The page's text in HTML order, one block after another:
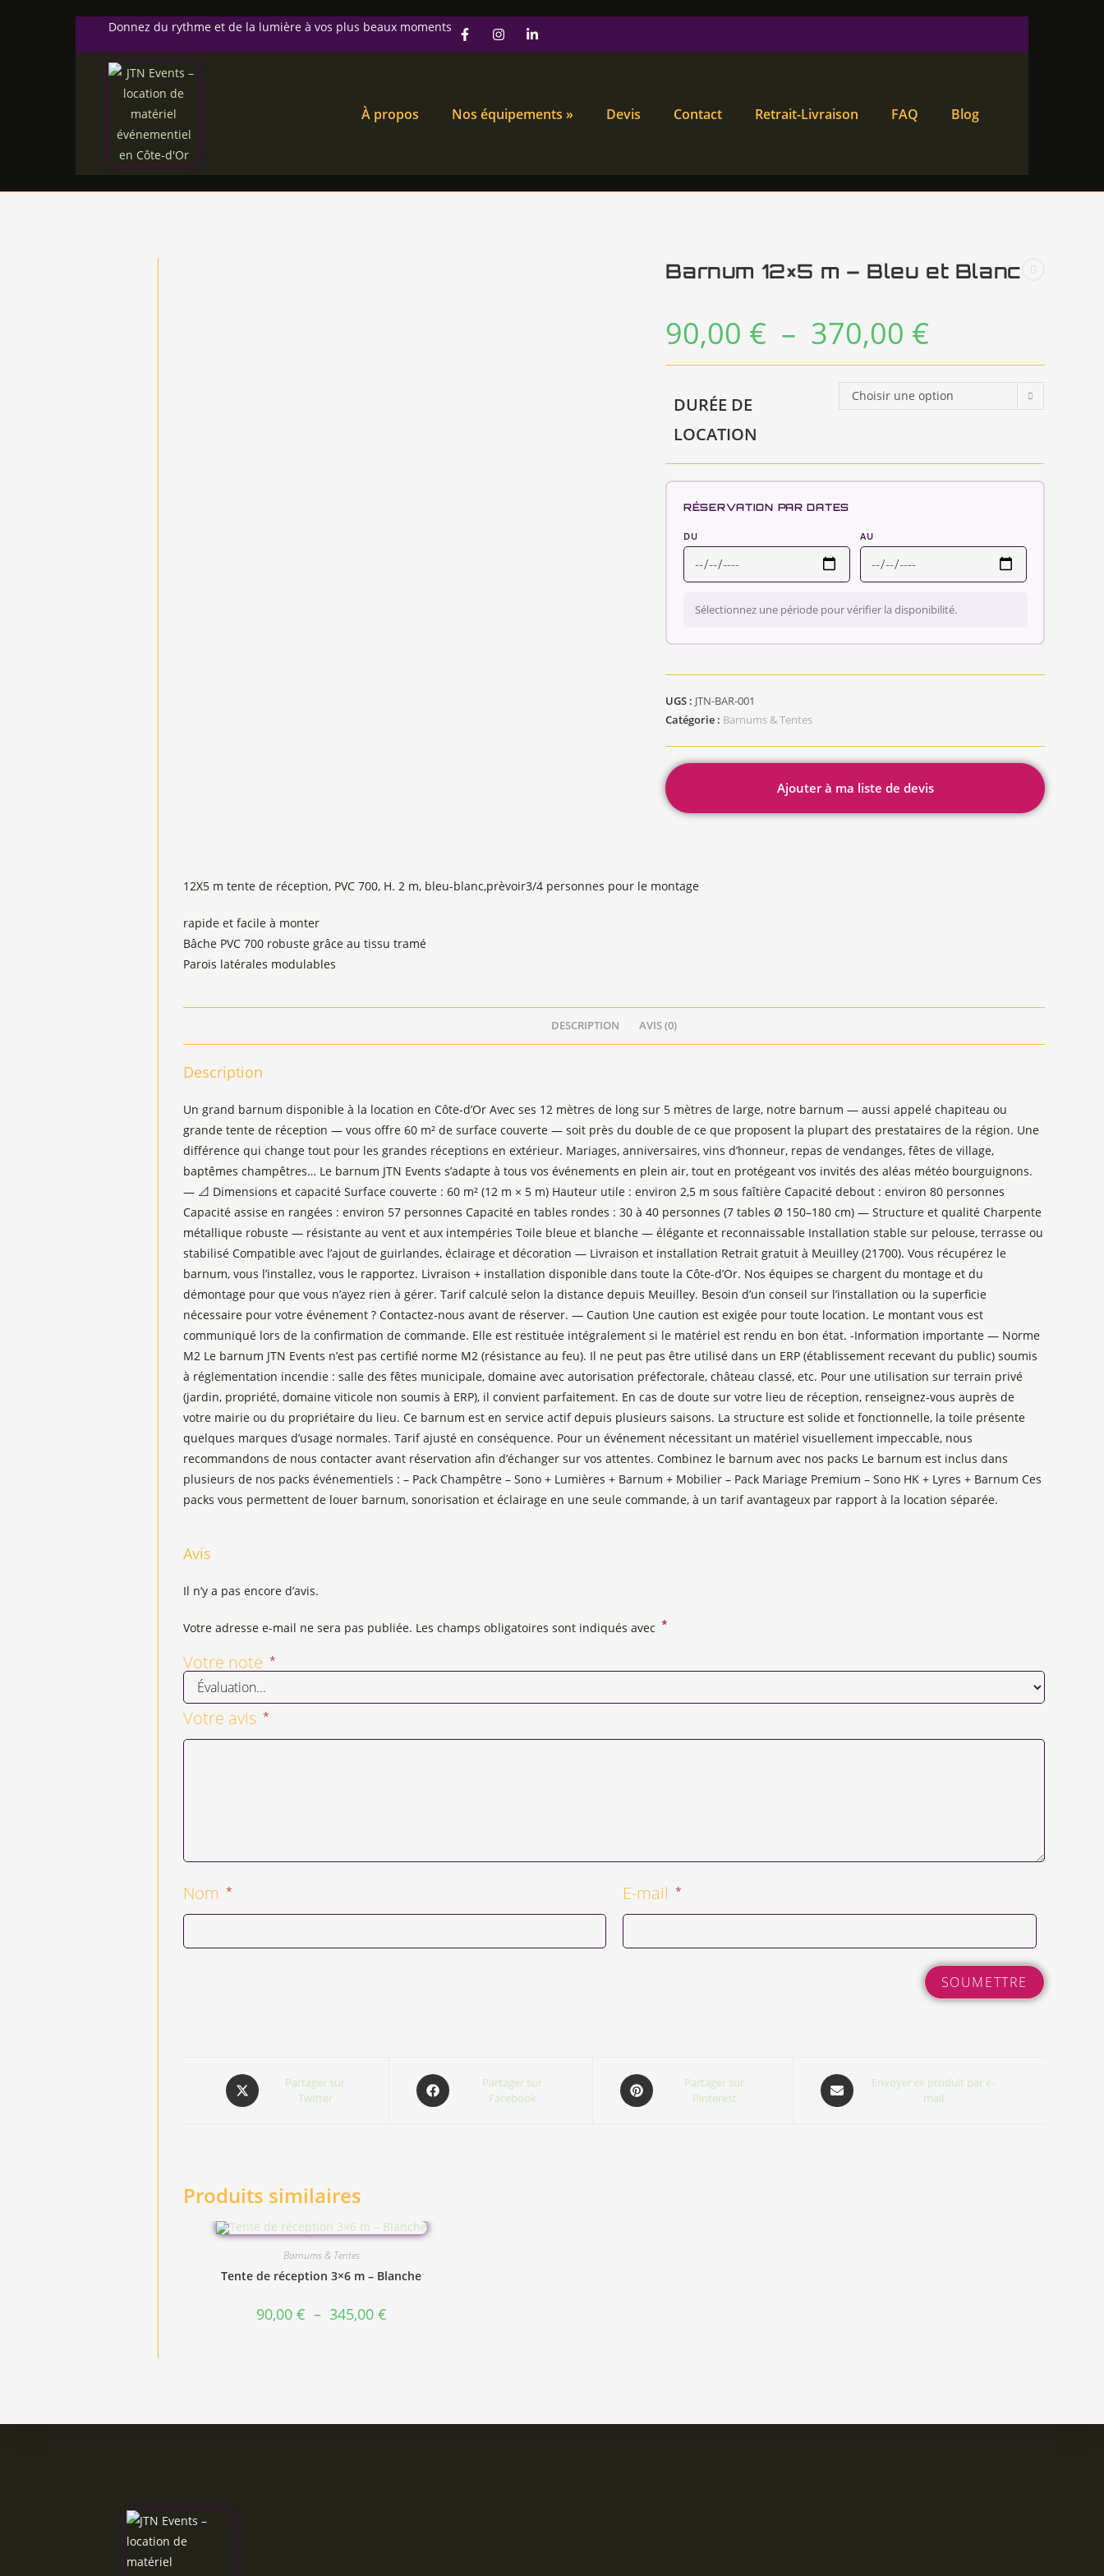
Donnez du rythme et de la lumière à vos plus beaux moments
À propos Nos équipements » Devis Contact Retrait-Livraison FAQ Blog
Barnum 12×5 m – Bleu et Blanc
90,00 € – 370,00 €
DURÉE DE
LOCATION
Choisir une option
RÉSERVATION PAR DATES
DU AU
Sélectionnez une période pour vérifier la disponibilité.
UGS : JTN-BAR-001
Catégorie : Barnums & Tentes
Ajouter à ma liste de devis
12X5 m tente de réception, PVC 700, H. 2 m, bleu-blanc,prèvoir3/4 personnes pour le montage
rapide et facile à monter
Bâche PVC 700 robuste grâce au tissu tramé
Parois latérales modulables
DESCRIPTION AVIS (0)
Description
Un grand barnum disponible à la location en Côte-d’Or Avec ses 12 mètres de long sur 5 mètres de large, notre barnum — aussi appelé chapiteau ou
grande tente de réception — vous offre 60 m² de surface couverte — soit près du double de ce que proposent la plupart des prestataires de la région. Une
différence qui change tout pour les grandes réceptions en extérieur. Mariages, anniversaires, vins d’honneur, repas de vendanges, fêtes de village,
baptêmes champêtres… Le barnum JTN Events s’adapte à tous vos événements en plein air, tout en protégeant vos invités des aléas météo bourguignons.
— 📐 Dimensions et capacité Surface couverte : 60 m² (12 m × 5 m) Hauteur utile : environ 2,5 m sous faîtière Capacité debout : environ 80 personnes
Capacité assise en rangées : environ 57 personnes Capacité en tables rondes : 30 à 40 personnes (7 tables Ø 150–180 cm) — Structure et qualité Charpente
métallique robuste — résistante au vent et aux intempéries Toile bleue et blanche — élégante et reconnaissable Installation stable sur pelouse, terrasse ou
stabilisé Compatible avec l’ajout de guirlandes, éclairage et décoration — Livraison et installation Retrait gratuit à Meuilley (21700). Vous récupérez le
barnum, vous l’installez, vous le rapportez. Livraison + installation disponible dans toute la Côte-d’Or. Nos équipes se chargent du montage et du
démontage pour que vous n’ayez rien à gérer. Tarif calculé selon la distance depuis Meuilley. Besoin d’un conseil sur l’installation ou la superficie
nécessaire pour votre événement ? Contactez-nous avant de réserver. — Caution Une caution est exigée pour toute location. Le montant vous est
communiqué lors de la confirmation de commande. Elle est restituée intégralement si le matériel est rendu en bon état. -Information importante — Norme
M2 Le barnum JTN Events n’est pas certifié norme M2 (résistance au feu). Il ne peut pas être utilisé dans un ERP (établissement recevant du public) soumis
à réglementation incendie : salle des fêtes municipale, domaine avec autorisation préfectorale, château classé, etc. Pour une utilisation sur terrain privé
(jardin, propriété, domaine viticole non soumis à ERP), il convient parfaitement. En cas de doute sur votre lieu de réception, renseignez-vous auprès de
votre mairie ou du propriétaire du lieu. Ce barnum est en service actif depuis plusieurs saisons. La structure est solide et fonctionnelle, la toile présente
quelques marques d’usage normales. Tarif ajusté en conséquence. Pour un événement nécessitant un matériel visuellement impeccable, nous
recommandons de nous contacter avant réservation afin d’échanger sur vos attentes. Combinez le barnum avec nos packs Le barnum est inclus dans
plusieurs de nos packs événementiels : – Pack Champêtre – Sono + Lumières + Barnum + Mobilier – Pack Mariage Premium – Sono HK + Lyres + Barnum Ces
packs vous permettent de louer barnum, sonorisation et éclairage en une seule commande, à un tarif avantageux par rapport à la location séparée.
Avis
Il n’y a pas encore d’avis.
Votre adresse e-mail ne sera pas publiée. Les champs obligatoires sont indiqués avec *
Votre note *
Votre avis *
Nom * E-mail *
Partager sur
Twitter
Partager sur
Facebook
Partager sur
Pinterest
Envoyer ce produit par e-
mail
Produits similaires
Barnums & Tentes
Tente de réception 3×6 m – Blanche
90,00 € – 345,00 €